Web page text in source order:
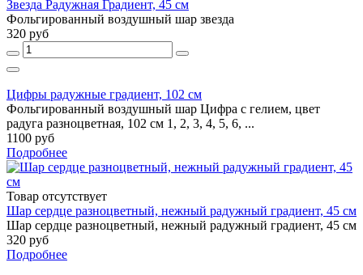
Звезда Радужная Градиент, 45 см
Фольгированный воздушный шар звезда
320 руб
Цифры радужные градиент, 102 см
Фольгированный воздушный шар Цифра с гелием, цвет
радуга разноцветная, 102 см 1, 2, 3, 4, 5, 6, ...
1100 руб
Подробнее
Товар отсутствует
Шар сердце разноцветный, нежный радужный градиент, 45 см
Шар сердце разноцветный, нежный радужный градиент, 45 см
320 руб
Подробнее